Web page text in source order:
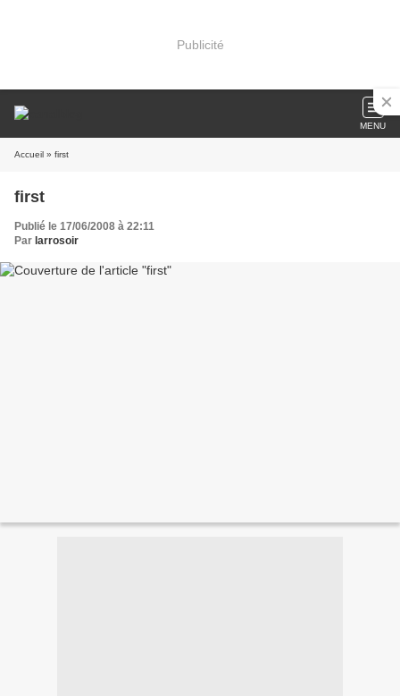
Publicité
MENU
Accueil » first
first
Publié le 17/06/2008 à 22:11
Par larrosoir